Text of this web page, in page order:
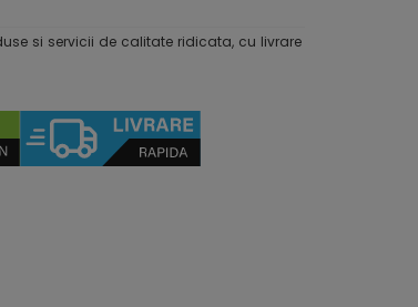
si servicii de calitate ridicata, cu livrare